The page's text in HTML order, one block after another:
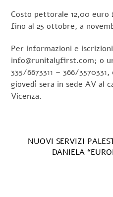
Costo pettorale 12,00 euro
fino al 25 ottobre, a
Per informazioni e
info@runitalyfirst.com; o
335/6673311 – 366/
giovedì sera in sede AV al
Vicenza.
NUOVI SERVIZI
DANIELA